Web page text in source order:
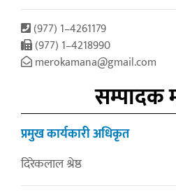
(977) 1–4261179
(977) 1–4218990
merokamana@gmail.com
सम्पादक
प्रमुख कार्यकारी अधिकृत
दिरेकलाल श्रेष्ठ